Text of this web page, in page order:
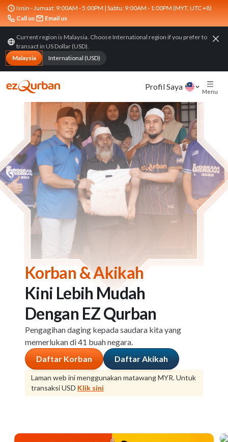
Isnin - Jumaat: 9:00AM - 5:00PM | Sabtu: 9:00AM - 1:00PM (MYT, UTC +8)
Call us
Email us
Current region is Malaysia. Choose International region if you prefer to
transact in US Dollar (USD).
Malaysia
International (USD)
Profil Saya Menu
Korban & Akikah
Kini Lebih Mudah
Dengan EZ Qurban
Pengagihan daging kepada saudara kita yang
memerlukan di 41 buah negara.
Daftar Korban
Daftar Akikah
Laman web ini menggunakan matawang MYR. Untuk
transaksi USD Klik sini